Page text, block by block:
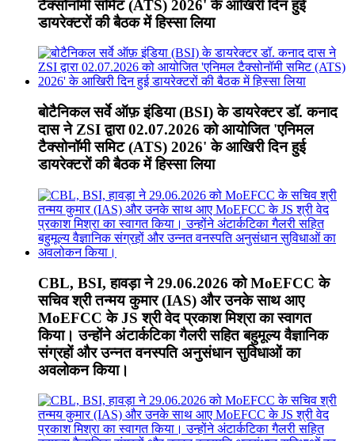
टैक्सोनॉमी समिट (ATS) 2026' के आखिरी दिन हुई
डायरेक्टरों की बैठक में हिस्सा लिया
बोटैनिकल सर्वे ऑफ़ इंडिया (BSI) के डायरेक्टर डॉ. कनाद
दास ने ZSI द्वारा 02.07.2026 को आयोजित 'एनिमल
टैक्सोनॉमी समिट (ATS) 2026' के आखिरी दिन हुई
डायरेक्टरों की बैठक में हिस्सा लिया
CBL, BSI, हावड़ा ने 29.06.2026 को MoEFCC के
सचिव श्री तन्मय कुमार (IAS) और उनके साथ आए
MoEFCC के JS श्री वेद प्रकाश मिश्रा का स्वागत
किया। उन्होंने अंटार्कटिका गैलरी सहित बहुमूल्य वैज्ञानिक
संग्रहों और उन्नत वनस्पति अनुसंधान सुविधाओं का
अवलोकन किया।